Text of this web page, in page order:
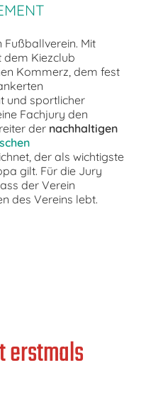
Fußballverein. Mit
dem Kiezclub
Kommerz, dem fest
und sportlicher
Fachjury den
der nachhaltigen
der als wichtigste
gilt. Für die Jury
der Verein
des Vereins lebt.
erstmals